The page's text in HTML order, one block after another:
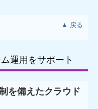
▲ 戻る
運用をサポート
を備えたクラウド